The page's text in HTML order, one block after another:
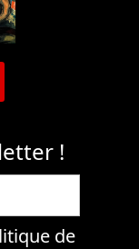
!
de